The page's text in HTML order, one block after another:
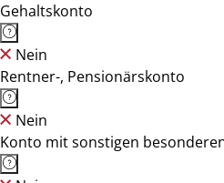
Gehaltskonto
Nein
Rentner-, Pensionärskonto
Nein
Konto mit sonstigen